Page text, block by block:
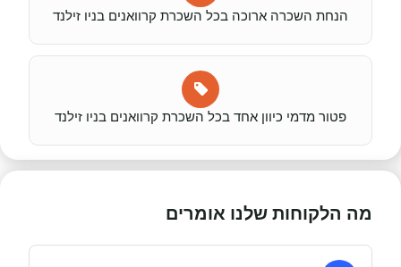
הנחת השכרה ארוכה בכל השכרת קרוואנים בניו זילנד
פטור מדמי כיוון אחד בכל השכרת קרוואנים בניו זילנד
מה הלקוחות שלנו אומרים